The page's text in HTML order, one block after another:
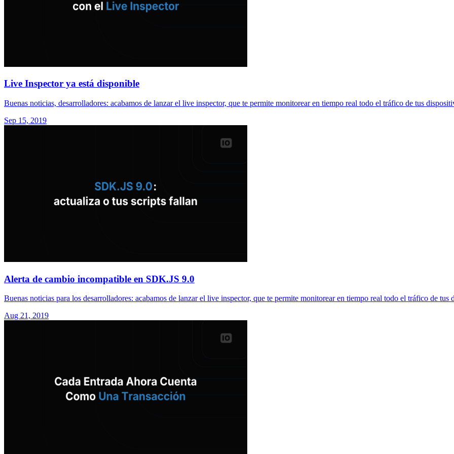
Live Inspector ya está disponible
Buenas noticias, desarrolladores: acabamos de lanzar el live inspector, que te permite monitorear en tiempo real todo el tráfico de tus
Sep 15, 2019
Alerta de cambio incompatible en SDK.JS 9.0
Buenas noticias para los desarrolladores: acabamos de lanzar el live inspector, que te permite monitorear en tiempo real todo el tráfico de tus
Aug 21, 2019